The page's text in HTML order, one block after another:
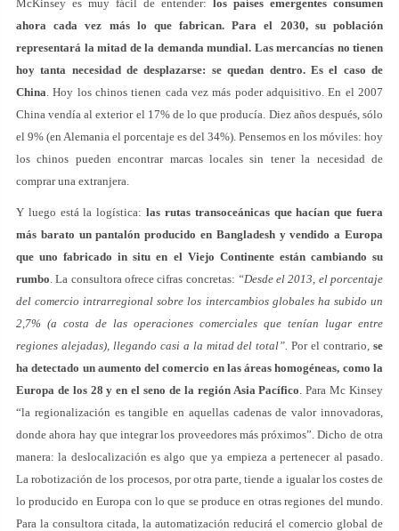
McKinsey es muy fácil de entender: los países emergentes consumen
ahora cada vez más lo que fabrican. Para el 2030, su población
representará la mitad de la demanda mundial. Las mercancías no tienen
hoy tanta necesidad de desplazarse: se quedan dentro. Es el caso de
China. Hoy los chinos tienen cada vez más poder adquisitivo. En el 2007
China vendía al exterior el 17% de lo que producía. Diez años después, sólo
el 9% (en Alemania el porcentaje es del 34%). Pensemos en los móviles: hoy
los chinos pueden encontrar marcas locales sin tener la necesidad de
comprar una extranjera.
Y luego está la logística:las rutas transoceánicas que hacían que fuera
más barato un pantalón producido en Bangladesh y vendido a Europa
que uno fabricado in situ en el Viejo Continente están cambiando su
rumbo. La consultora ofrece cifras concretas: “Desde el 2013, el porcentaje
del comercio intrarregional sobre los intercambios globales ha subido un
2,7% (a costa de las operaciones comerciales que tenían lugar entre
regiones alejadas), llegando casi a la mitad del total”. Por el contrario,se
ha detectado un aumento del comercio en las áreas homogéneas, como la
Europa de los 28 y en el seno de la región Asia Pacífico. Para Mc Kinsey
“la regionalización es tangible en aquellas cadenas de valor innovadoras,
donde ahora hay que integrar los proveedores más próximos”. Dicho de otra
manera: la deslocalización es algo que ya empieza a pertenecer al pasado.
La robotización de los procesos, por otra parte, tiende a igualar los costes de
lo producido en Europa con lo que se produce en otras regiones del mundo.
Para la consultora citada, la automatización reducirá el comercio global de